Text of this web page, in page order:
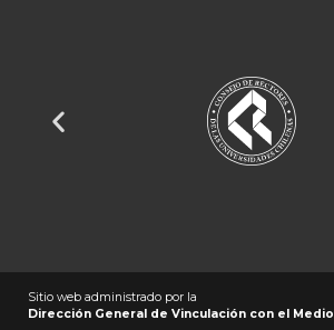
Sitio web administrado por la
Dirección General de Vinculación con el Medio